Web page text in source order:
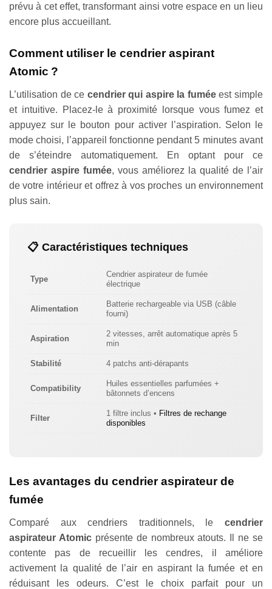
prévu à cet effet, transformant ainsi votre espace en un lieu
encore plus accueillant.
Comment utiliser le cendrier aspirant
Atomic ?
L’utilisation de ce cendrier qui aspire la fuméeest simple
et intuitive. Placez-le à proximité lorsque vous fumez et
appuyez sur le bouton pour activer l’aspiration. Selon le
mode choisi, l’appareil fonctionne pendant 5 minutes avant
de s’éteindre automatiquement. En optant pour ce
cendrier aspire fumée, vous améliorez la qualité de l’air
de votre intérieur et offrez à vos proches un environnement
plus sain.
📋 Caractéristiques techniques
Type
Cendrier aspirateur de fumée
électrique
Alimentation
Batterie rechargeable via USB (câble
fourni)
Aspiration
2 vitesses, arrêt automatique après 5
min
Stabilité 4 patchs anti-dérapants
Compatibility
Huiles essentielles parfumées +
bâtonnets d’encens
Filter
1 filtre inclus • Filtres de rechange
disponibles
Les avantages du cendrier aspirateur de
fumée
Comparé aux cendriers traditionnels, le cendrier
aspirateur Atomicprésente de nombreux atouts. Il ne se
contente pas de recueillir les cendres, il améliore
activement la qualité de l’air en aspirant la fumée et en
réduisant les odeurs. C’est le choix parfait pour un
Appliquer les filtres